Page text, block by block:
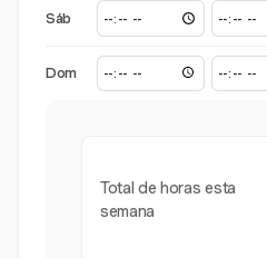
Sáb
Dom
Total de horas esta
semana